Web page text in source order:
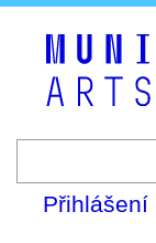
Přihlášení